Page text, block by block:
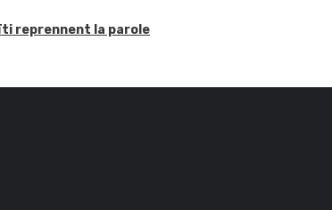
reprennent la parole